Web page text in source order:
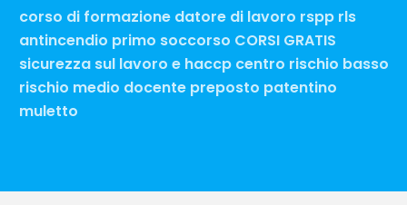
corso di formazione datore di lavoro rspp rls
antincendio primo soccorso CORSI GRATIS
sicurezza sul lavoro e haccp centro rischio basso
rischio medio docente preposto patentino
muletto